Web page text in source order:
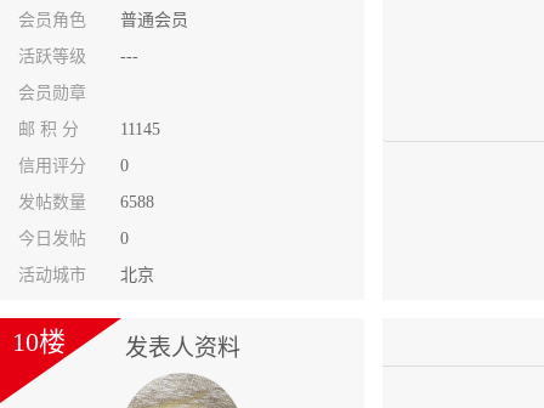
会员角色
普通会员
活跃等级
---
会员勋章
邮 积 分
11145
信用评分
0
发帖数量
6588
今日发帖
0
活动城市
北京
发表人资料
10楼